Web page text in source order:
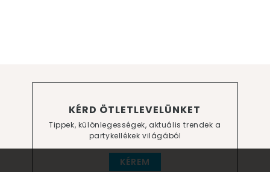
KÉRD ÖTLETLEVELÜNKET
Tippek, különlegességek, aktuális trendek a
partykellékek világából
KÉREM